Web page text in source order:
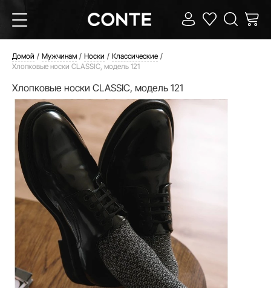
Домой Мужчинам Носки
Классические
Хлопковые носки CLASSIC, модель 121
Хлопковые носки CLASSIC, модель 121